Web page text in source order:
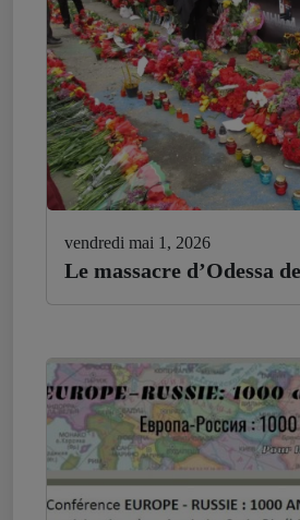
vendredi mai 1, 2026
Le massacre d’Odessa